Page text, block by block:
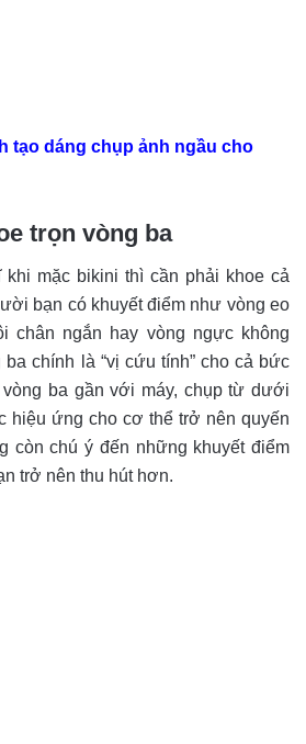
tạo dáng chụp ảnh ngầu cho
trọn vòng ba
mặc bikini thì cần phải khoe cả
bạn có khuyết điểm như vòng eo
chân ngắn hay vòng ngực không
chính là “vị cứu tính” cho cả bức
ba gần với máy, chụp từ dưới
hiệu ứng cho cơ thể trở nên quyến
còn chú ý đến những khuyết điểm
trở nên thu hút hơn.